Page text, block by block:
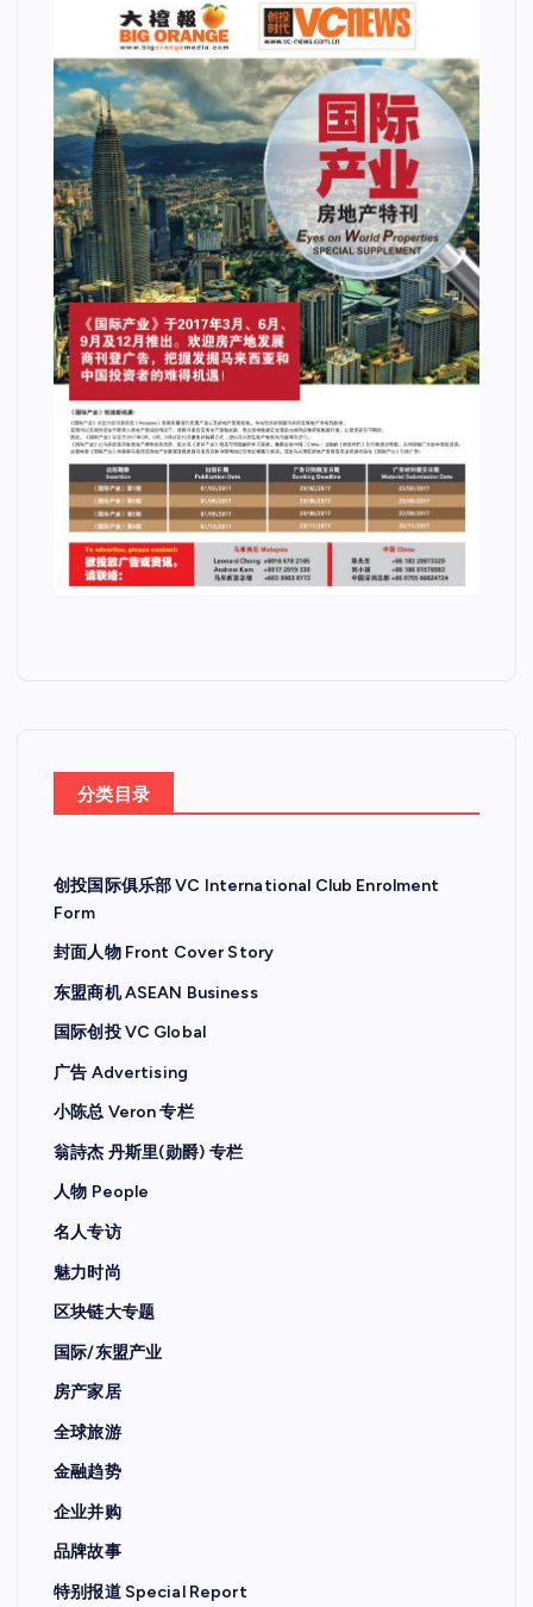
分类目录
创投国际俱乐部 VC International Club Enrolment
Form
封面人物 Front Cover Story
东盟商机 ASEAN Business
国际创投 VC Global
广告 Advertising
小陈总 Veron 专栏
翁詩杰 丹斯里(勋爵) 专栏
人物 People
名人专访
魅力时尚
区块链大专题
国际/东盟产业
房产家居
全球旅游
金融趋势
企业并购
品牌故事
特别报道 Special Report